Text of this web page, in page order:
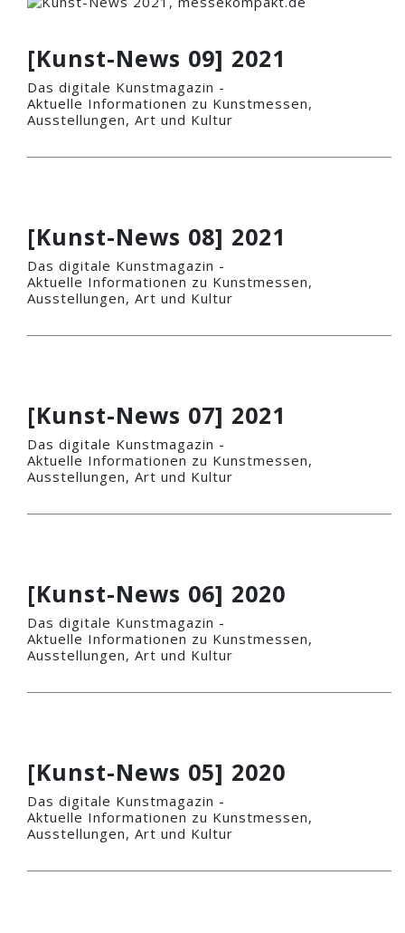
[Kunst-News 09] 2021
Das digitale Kunstmagazin -
Aktuelle Informationen zu Kunstmessen,
Ausstellungen, Art und Kultur
[Kunst-News 08] 2021
Das digitale Kunstmagazin -
Aktuelle Informationen zu Kunstmessen,
Ausstellungen, Art und Kultur
[Kunst-News 07] 2021
Das digitale Kunstmagazin -
Aktuelle Informationen zu Kunstmessen,
Ausstellungen, Art und Kultur
[Kunst-News 06] 2020
Das digitale Kunstmagazin -
Aktuelle Informationen zu Kunstmessen,
Ausstellungen, Art und Kultur
[Kunst-News 05] 2020
Das digitale Kunstmagazin -
Aktuelle Informationen zu Kunstmessen,
Ausstellungen, Art und Kultur